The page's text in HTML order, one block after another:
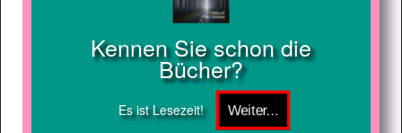
Kennen Sie schon die
Bücher?
Es ist Lesezeit!